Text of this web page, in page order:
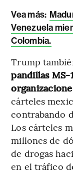
Vea más:
Venezuela
Colombia.
Trump
pandillas MS-
cárteles
contrabando
Los cárteles
millones de
de drogas
en el tráfico